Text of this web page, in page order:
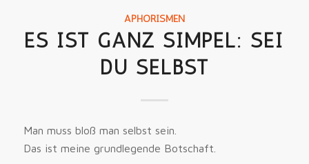
APHORISMEN
ES IST GANZ SIMPEL: SEI
DU SELBST
Man muss bloß man selbst sein.
Das ist meine grundlegende Botschaft.